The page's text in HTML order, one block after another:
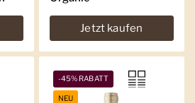
Jetzt kaufen
-45% RABATT
NEU